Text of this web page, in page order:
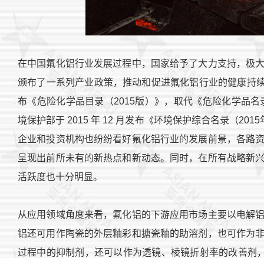
在中国氟化铝行业发展过程中，国家给予了大力支持，极
颁布了一系列产业政策，推动和促进氟化铝行业的健康持
布《危险化学品目录（2015版）》，取代《危险化学品
境保护部于 2015 年 12 月发布《环境保护综合名录（
企业和投资机构也纷纷看好氟化铝行业的发展前景，各路
呈现出前所未有的新热点和新动态。同时，在所有战略新
活跃度也十分明显。
从应用领域角度来看，氟化铝的下游应用市场主要以电解
铝还可用作陶瓷的外层釉彩和搪瓷釉的助溶剂，也可作为
过程中的抑制剂，还可以作为透镜、棱镜折射率的改善剂